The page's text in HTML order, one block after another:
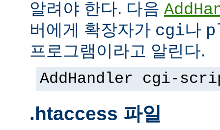
알려야 한다. 다음
버에게 확장자가 cgi나
프로그램이라고 알린다.
AddHandler cgi-
.htaccess 파일